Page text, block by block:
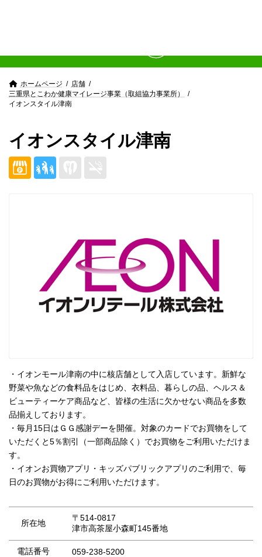
ホームページ
店舗
三重県とこわか健康マイレージ事業（取組協力事業所）
イオンスタイル津南
イオンスタイル津南
・イオンモール津南の中に核店舗として入店しています。新鮮な
野菜や魚などの食料品をはじめ、衣料品、暮らしの品、ヘルス＆
ビューティーケア商品など、皆様の生活に欠かせない商品を多数
品揃えしております。
・毎月15日はＧＧ感謝デーを開催。対象のカードでお買物をして
いただくと5％割引（一部商品除く）でお買物をご利用いただけま
す。
・イオンお買物アプリ・キッズパブリックアプリのご利用で、毎
日のお買物がお得にご利用いただけます。
所在地
〒514-0817
津市高茶屋小森町145番地
電話番号 059-238-5200